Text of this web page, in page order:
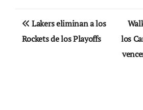
Navegación
de
Lakers eliminan a los
Rockets de los Playoffs
los